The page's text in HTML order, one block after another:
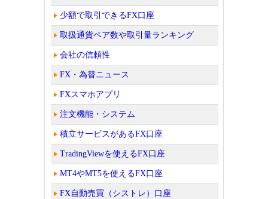
少額で取引できるFX口座
取扱通貨ペア数や取引量ランキング
会社の信頼性
FX・為替ニュース
FXスマホアプリ
注文機能・システム
積立サービスがあるFX口座
TradingViewを使えるFX口座
MT4やMT5を使えるFX口座
FX自動売買（シストレ）口座